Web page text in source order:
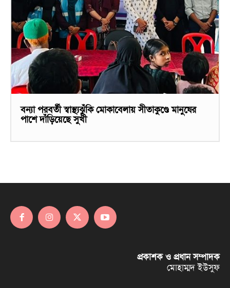
বন্যা পরবর্তী স্বাস্থ্যঝুঁকি মোকাবেলায় সীতাকুণ্ডে মানুষের
পাশে দাঁড়িয়েছে সুখী
প্রকাশক ও প্রধান সম্পাদক
মোহাম্মদ ইউসুফ